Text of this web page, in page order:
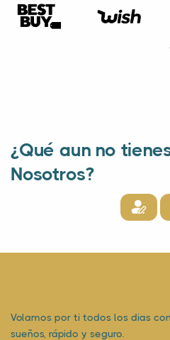
¿Qué aun no
Nosotros?
Volamos por ti todos los dias
sueños, rápido y seguro.